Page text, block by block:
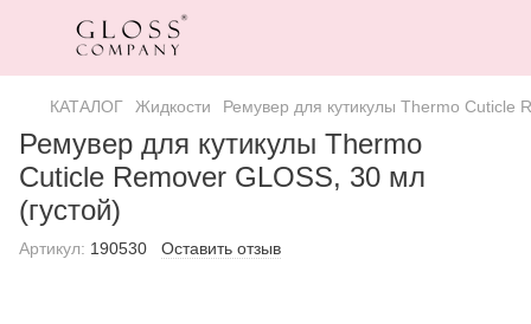
КАТАЛОГ Жидкости Ремувер для кутикулы Thermo Cuticle
Ремувер для кутикулы Thermo
Cuticle Remover GLOSS, 30 мл
(густой)
Артикул: 190530 Оставить отзыв